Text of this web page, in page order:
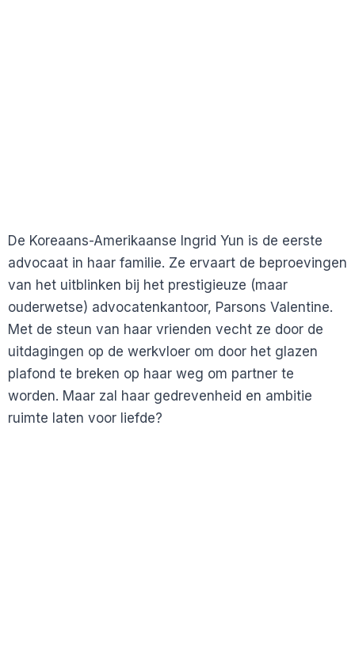
De Koreaans-Amerikaanse Ingrid Yun is de eerste
advocaat in haar familie. Ze ervaart de beproevingen
van het uitblinken bij het prestigieuze (maar
ouderwetse) advocatenkantoor, Parsons Valentine.
Met de steun van haar vrienden vecht ze door de
uitdagingen op de werkvloer om door het glazen
plafond te breken op haar weg om partner te
worden. Maar zal haar gedrevenheid en ambitie
ruimte laten voor liefde?